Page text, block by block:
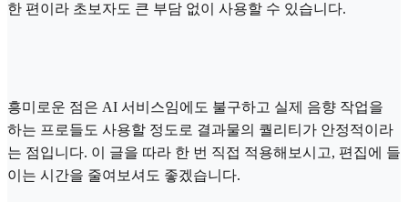
한 편이라 초보자도 큰 부담 없이 사용할 수 있습니다.
흥미로운 점은 AI 서비스임에도 불구하고 실제 음향 작업을
하는 프로들도 사용할 정도로 결과물의 퀄리티가 안정적이라
는 점입니다. 이 글을 따라 한 번 직접 적용해보시고, 편집에 들
이는 시간을 줄여보셔도 좋겠습니다.